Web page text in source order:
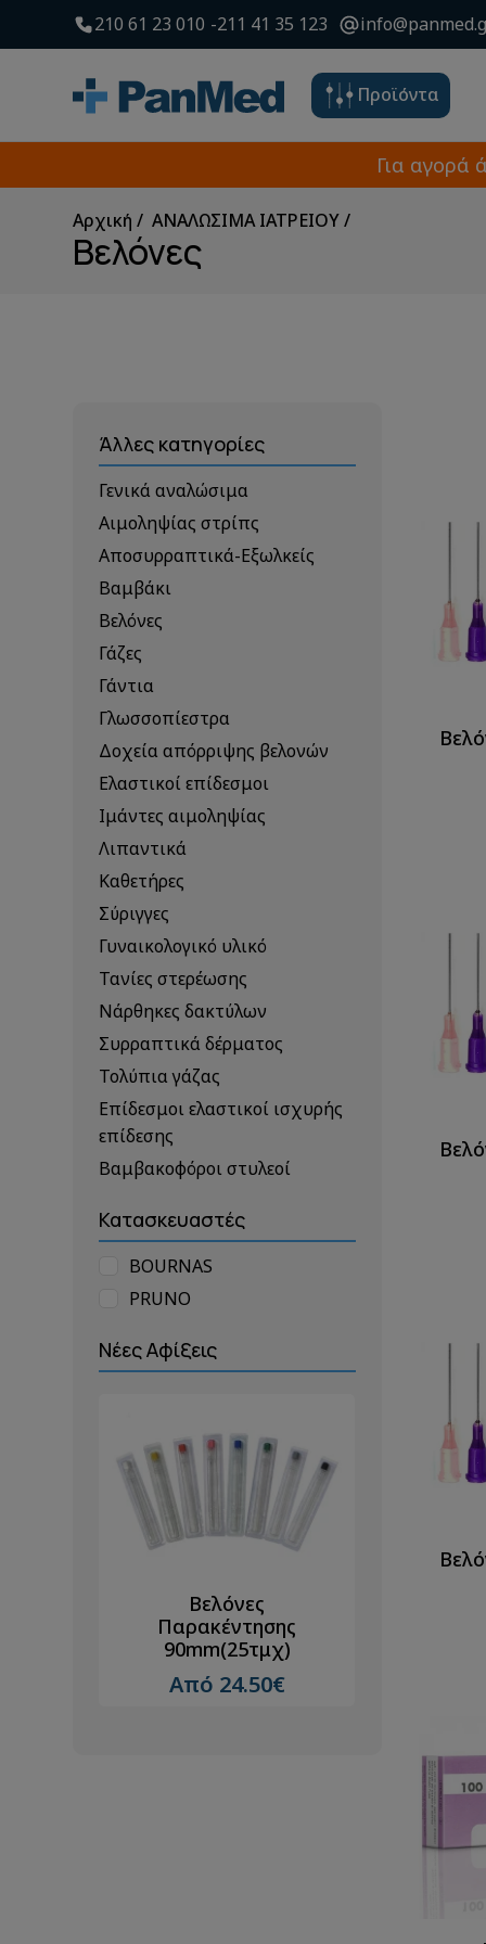
210 61 23 010 211 41 35 123
Προϊόντα
Για αγορά
Αρχική ΑΝΑΛΩΣΙΜΑ ΙΑΤΡΕΙΟΥ
Βελόνες
Άλλες κατηγορίες
Γενικά αναλώσιμα
Αιμοληψίας στρίπς
Αποσυρραπτικά-Εξωλκείς
Βαμβάκι
Βελόνες
Γάζες
Γάντια
Γλωσσοπίεστρα
Δοχεία απόρριψης βελονών
Ελαστικοί επίδεσμοι
Ιμάντες αιμοληψίας
Λιπαντικά
Καθετήρες
Σύριγγες
Γυναικολογικό υλικό
Τανίες στερέωσης
Νάρθηκες δακτύλων
Συρραπτικά δέρματος
Τολύπια γάζας
Επίδεσμοι ελαστικοί ισχυρής
επίδεσης
Βαμβακοφόροι στυλεοί
Κατασκευαστές
BOURNAS
PRUNO
Νέες Αφίξεις
Βελόνες
Παρακέντησης
90mm(25τμχ)
Από 24.50€